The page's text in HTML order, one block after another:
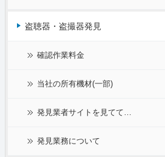
盗聴器・盗撮器発見
確認作業料金
当社の所有機材(一部)
発見業者サイトを見てて…
発見業務について